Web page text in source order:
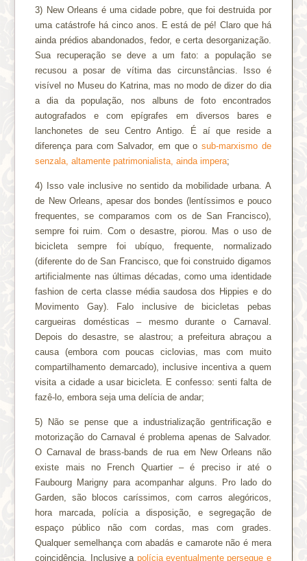
3) New Orleans é uma cidade pobre, que foi destruida por
uma catástrofe há cinco anos. E está de pé! Claro que há
ainda prédios abandonados, fedor, e certa desorganização.
Sua recuperação se deve a um fato: a população se
recusou a posar de vítima das circunstâncias. Isso é
visível no Museu do Katrina, mas no modo de dizer do dia
a dia da população, nos albuns de foto encontrados
autografados e com epígrafes em diversos bares e
lanchonetes de seu Centro Antigo. É aí que reside a
diferença para com Salvador, em que o sub-marxismo de
senzala, altamente patrimonialista, ainda impera;
4) Isso vale inclusive no sentido da mobilidade urbana. A
de New Orleans, apesar dos bondes (lentíssimos e pouco
frequentes, se comparamos com os de San Francisco),
sempre foi ruim. Com o desastre, piorou. Mas o uso de
bicicleta sempre foi ubíquo, frequente, normalizado
(diferente do de San Francisco, que foi construido digamos
artificialmente nas últimas décadas, como uma identidade
fashion de certa classe média saudosa dos Hippies e do
Movimento Gay). Falo inclusive de bicicletas pebas
cargueiras domésticas – mesmo durante o Carnaval.
Depois do desastre, se alastrou; a prefeitura abraçou a
causa (embora com poucas ciclovias, mas com muito
compartilhamento demarcado), inclusive incentiva a quem
visita a cidade a usar bicicleta. E confesso: senti falta de
fazê-lo, embora seja uma delícia de andar;
5) Não se pense que a industrialização gentrificação e
motorização do Carnaval é problema apenas de Salvador.
O Carnaval de brass-bands de rua em New Orleans não
existe mais no French Quartier – é preciso ir até o
Faubourg Marigny para acompanhar alguns. Pro lado do
Garden, são blocos caríssimos, com carros alegóricos,
hora marcada, polícia a disposição, e segregação de
espaço público não com cordas, mas com grades.
Qualquer semelhança com abadás e camarote não é mera
coincidência. Inclusive a polícia eventualmente persegue e